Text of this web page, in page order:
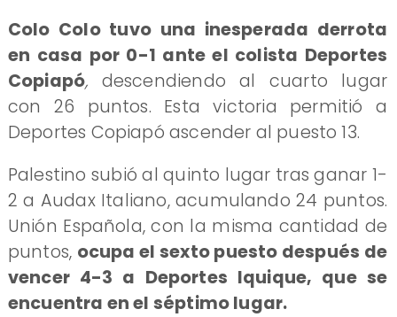
Colo Colo tuvo una inesperada derrota
en casa por 0-1 ante el colista Deportes
Copiapó, descendiendo al cuarto lugar
con 26 puntos. Esta victoria permitió a
Deportes Copiapó ascender al puesto 13.
Palestino subió al quinto lugar tras ganar 1-
2 a Audax Italiano, acumulando 24 puntos.
Unión Española, con la misma cantidad de
puntos, ocupa el sexto puesto después de
vencer 4-3 a Deportes Iquique, que se
encuentra en el séptimo lugar.